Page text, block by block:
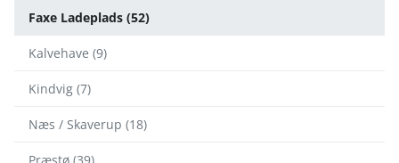
Faxe Ladeplads (52)
Kalvehave (9)
Kindvig (7)
Næs / Skaverup (18)